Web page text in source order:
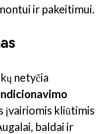
ir pakeitimui.
netyčia
įvairiomis kliūtimis
baldai ir